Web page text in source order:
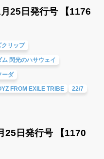
25日発行号 【1176
クリップ
閃光のハサウェイ
ーダ
FROM EXILE TRIBE
22/7
25日発行号 【1170